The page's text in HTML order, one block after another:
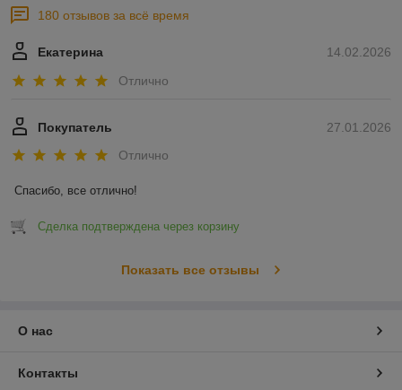
180 отзывов за всё время
14.02.2026
Екатерина
Отлично
27.01.2026
Покупатель
Отлично
Спасибо, все отлично!
Сделка подтверждена через корзину
Показать все отзывы
О нас
Контакты